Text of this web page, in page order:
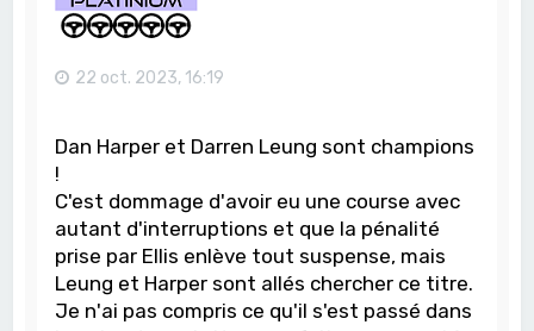
22 oct. 2023, 16:19
Dan Harper et Darren Leung sont champions
!
C'est dommage d'avoir eu une course avec
autant d'interruptions et que la pénalité
prise par Ellis enlève tout suspense, mais
Leung et Harper sont allés chercher ce titre.
Je n'ai pas compris ce qu'il s'est passé dans